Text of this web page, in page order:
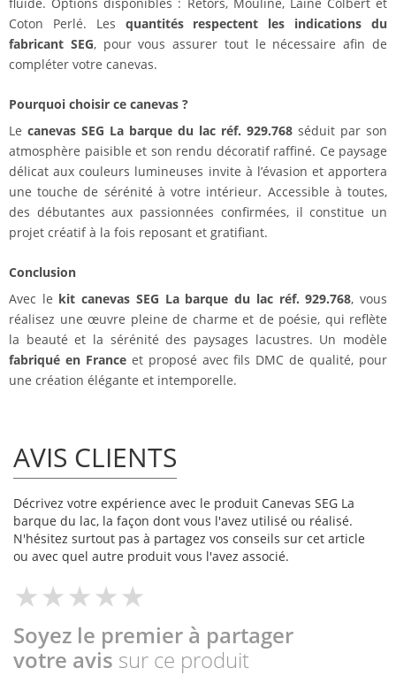
Coton Perlé. Les quantités respectent les indications du
fabricant SEG, pour vous assurer tout le nécessaire afin de
compléter votre canevas.
Pourquoi choisir ce canevas ?
Le canevas SEG La barque du lac réf. 929.768 séduit par son
atmosphère paisible et son rendu décoratif raffiné. Ce paysage
délicat aux couleurs lumineuses invite à l’évasion et apportera
une touche de sérénité à votre intérieur. Accessible à toutes,
des débutantes aux passionnées confirmées, il constitue un
projet créatif à la fois reposant et gratifiant.
Conclusion
Avec le kit canevas SEG La barque du lac réf. 929.768, vous
réalisez une œuvre pleine de charme et de poésie, qui reflète
la beauté et la sérénité des paysages lacustres. Un modèle
fabriqué en Franceet proposé avec fils DMC de qualité, pour
une création élégante et intemporelle.
AVIS CLIENTS
Décrivez votre expérience avec le produit Canevas SEG La
barque du lac, la façon dont vous l'avez utilisé ou réalisé.
N'hésitez surtout pas à partagez vos conseils sur cet article
ou avec quel autre produit vous l'avez associé.
Soyez le premier à partager
votre avis sur ce produit